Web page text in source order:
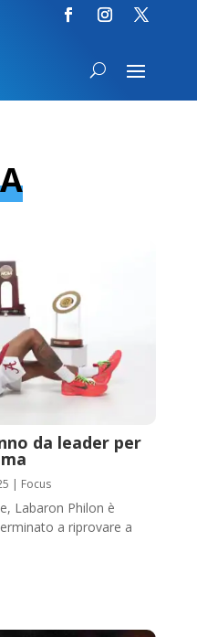
da leader per
| Focus
Labaron Philon è
a riprovare a